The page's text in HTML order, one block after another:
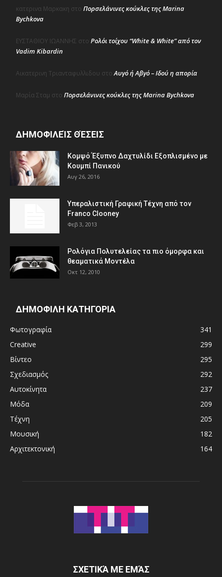
κατερινα Μαρκακη στο Πορσελάνινες κούκλες της Marina
Bychkova
ΕΥΣΤΑΘΙΟΥ ΙΩΑΝΝΗΣ στο Ρολόι τοίχου “White & White” από τον
Vadim Kibardin
Αικατερινη Τριανταφυλλιδου στοΑυγό ή Αβγό – Ιδού η απορία
Μαρία Σταμ στο Πορσελάνινες κούκλες της Marina Bychkova
ΔΗΜΟΦΙΛΕΊΣ ΘΈΣΕΙΣ
Κομψό Έξυπνο Δαχτυλίδι Εξοπλισμένο με
Κουμπί Πανικού
Αυγ 26, 2016
Υπεραλιστική Γραφική Τέχνη από τον
Franco Clooney
Φεβ 3, 2013
Ρολόγια Πολυτελείας τα πιο όμορφα και
θεαματικά Μοντέλα
Οκτ 12, 2010
ΔΗΜΟΦΙΛΗ ΚΑΤΗΓΟΡΙΑ
Φωτογραφία
341
Creative
299
Βίντεο
295
Σχεδιασμός
292
Αυτοκίνητα
237
Μόδα
209
Τέχνη
205
Μουσική
182
Αρχιτεκτονική
164
ΣΧΕΤΙΚΆ ΜΕ ΕΜΆΣ